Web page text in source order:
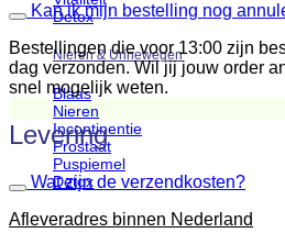
Detox
Nieren & Urinewegen
Blaas
Nieren
Incontinentie
Prostaat
Puspiemel
Detox
Kan ik mijn bestelling nog
Bestellingen die voor 13:00 zijn
dag verzonden. Wil jij jouw order
snel mogelijk weten.
Levering
Wat zijn de verzendkosten?
Afleveradres binnen Nederland